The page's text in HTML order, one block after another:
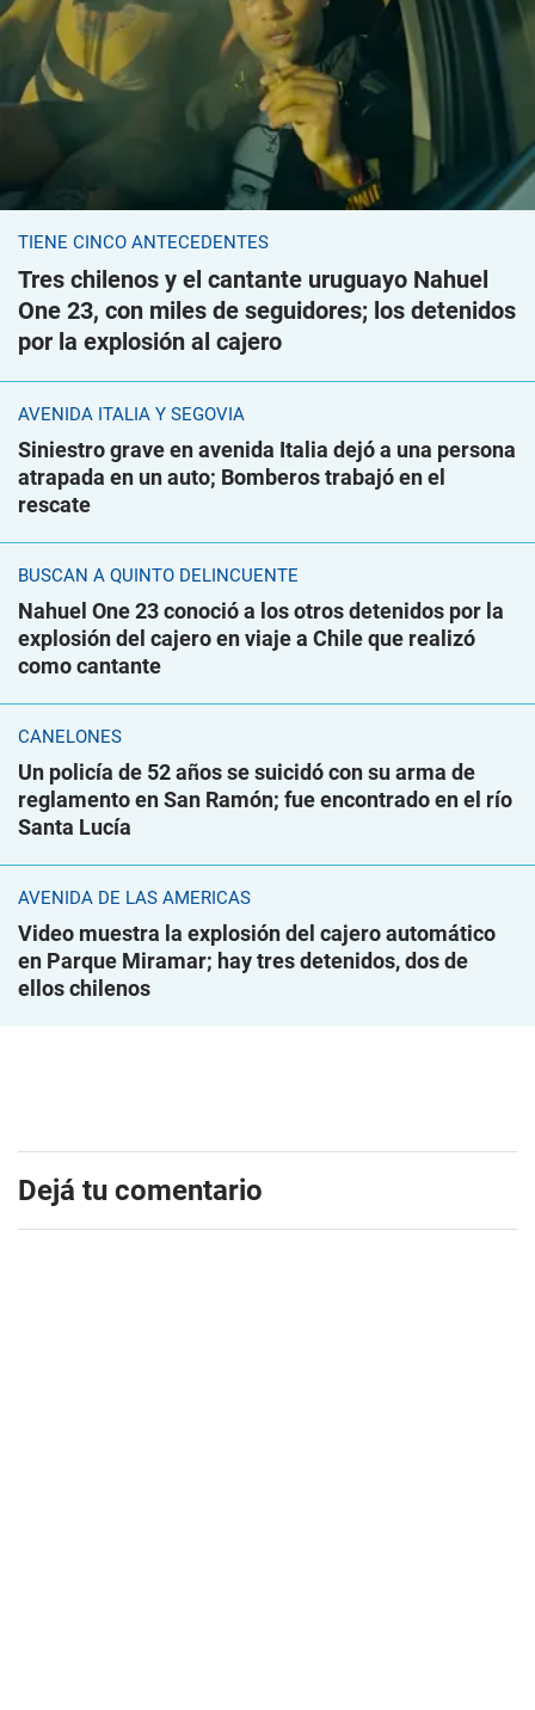
TIENE CINCO ANTECEDENTES
Tres chilenos y el cantante uruguayo Nahuel
One 23, con miles de seguidores; los detenidos
por la explosión al cajero
AVENIDA ITALIA Y SEGOVIA
Siniestro grave en avenida Italia dejó a una persona
atrapada en un auto; Bomberos trabajó en el
rescate
BUSCAN A QUINTO DELINCUENTE
Nahuel One 23 conoció a los otros detenidos por la
explosión del cajero en viaje a Chile que realizó
como cantante
CANELONES
Un policía de 52 años se suicidó con su arma de
reglamento en San Ramón; fue encontrado en el río
Santa Lucía
AVENIDA DE LAS AMÉRICAS
Video muestra la explosión del cajero automático
en Parque Miramar; hay tres detenidos, dos de
ellos chilenos
Dejá tu comentario